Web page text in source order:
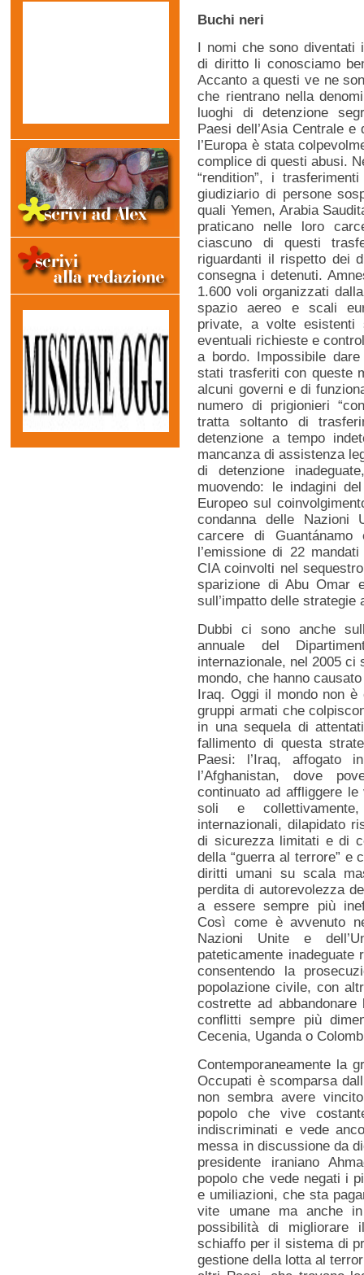
Buchi neri
I nomi che sono
di diritto li conosciamo
Accanto a questi ve ne
che rientrano nella
luoghi di detenzione
Paesi dell’Asia Centrale e
l’Europa è stata
complice di questi abusi.
“rendition”, i
giudiziario di persone
quali Yemen, Arabia
praticano nelle loro
ciascuno di questi
riguardanti il rispetto dei
consegna i detenuti.
1.600 voli organizzati
spazio aereo e scali
private, a volte
eventuali richieste e
a bordo. Impossibile
stati trasferiti con queste
alcuni governi e di
numero di prigionieri
tratta soltanto di
detenzione a tempo
mancanza di assistenza
di detenzione
muovendo: le indagini
Europeo sul
condanna delle Nazioni
carcere di
l’emissione di 22
CIA coinvolti nel
sparizione di Abu Omar
sull’impatto delle strategie
Dubbi ci sono anche
annuale del
internazionale, nel 2005 ci
mondo, che hanno
Iraq. Oggi il mondo non
gruppi armati che
in una sequela di
fallimento di questa
Paesi: l’Iraq, affogato
l’Afghanistan, dove
continuato ad affliggere
soli e
internazionali, dilapidato
di sicurezza limitati e di
della “guerra al terrore” e
diritti umani su scala
perdita di autorevolezza
a essere sempre più
Così come è avvenuto
Nazioni Unite e
pateticamente
consentendo la
popolazione civile, con
costrette ad
conflitti sempre più
Cecenia, Uganda o
Contemporaneamente la
Occupati è scomparsa
non sembra avere
popolo che vive
indiscriminati e vede
messa in discussione da
presidente iraniano
popolo che vede negati i
e umiliazioni, che sta
vite umane ma anche
possibilità di migliorare
schiaffo per il sistema di
gestione della lotta al